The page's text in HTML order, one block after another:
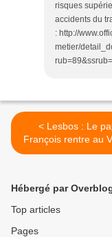
risques
accidents du
: http://
metier/
< Lesbos : Le pape
François rentre au
avec douze réfugiés
Hébergé par
Top articles
Pages